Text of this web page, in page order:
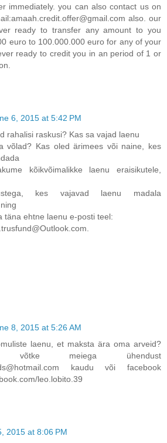
immediately. you can also contact us on
also. our
ready to transfer any amount to you
euro to 100.000.000 euro for any of your
ready to credit you in an period of 1 or
6, 2015 at 5:42 PM
rahalisi raskusi? Kas sa vajad laenu
võlad? Kas oled ärimees või naine, kes
kõikvõimalikke laenu eraisikutele,
kes vajavad laenu madala
täna ehtne laenu e-posti teel:
8, 2015 at 5:26 AM
laenu, et maksta ära oma arveid?
meiega ühendust
kaudu või facebook
leo.lobito.39
2015 at 8:06 PM